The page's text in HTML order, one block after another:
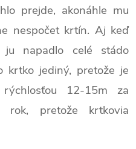
prejde, akonáhle mu
nespočet krtín. Aj keď
ju napadlo celé stádo
krtko jediný, pretože je
12-15m za
pretože krtkovia